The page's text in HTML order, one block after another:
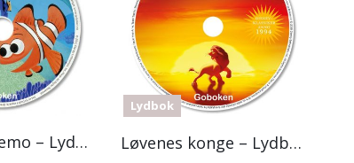
Oppdrag Nemo – Lydbok på CD
Lydbok
Løvenes konge – Lydbok på CD